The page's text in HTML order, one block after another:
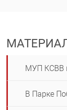
МУП КСВВ
В Парке